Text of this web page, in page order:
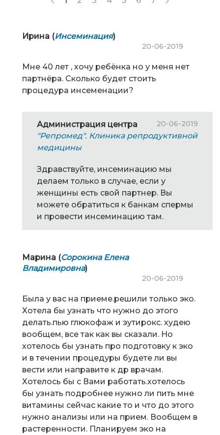
Ирина (Инсеминация)
20-06-2019
Мне 40 лет , хочу ребёнка но у меня нет
партнёра. Сколько будет стоить
процедура инсеменации?
Администрация центра 20-06-2019
"Репромед". Клиника репродуктивной
медицины
Здравствуйте, инсеминацию мы
делаем только в случае, если у
женщины есть свой партнер. Вы
можете обратиться к банкам спермы
и провести инсеминацию там.
Марина (Сорокина Елена
Владимировна)
20-06-2019
Была у вас на приеме.решили только эко.
Хотела бы узнать что нужно до этого
делать.пью глюкофаж и эутирокс. худею
вообщем, все так как вы сказали. Но
хотелось бы узнать про подготовку к эко
и в течении процедуры будете ли вы
вести или направите к др врачам.
Хотелось бы с Вами работать.хотелось
бы узнать подробнее нужно ли пить мне
витамины сейчас какие то и что до этого
нужно анализы или на прием. Вообщем в
растеренности. Планируем эко на